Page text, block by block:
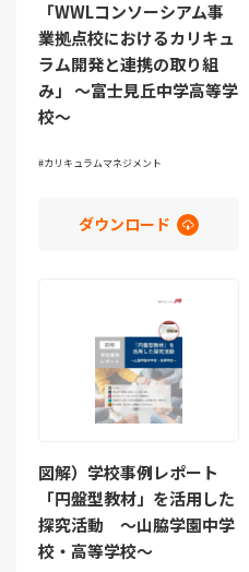
「WWLコンソーシアム事
業拠点校におけるカリキュ
ラム開発と連携の取り組
み」 ～富士見丘中学高等学
校～
カリキュラムマネジメント
ダウンロード
図解）学校事例レポート
「円盤型教材」を活用した
探究活動 ～山脇学園中学
校・高等学校～